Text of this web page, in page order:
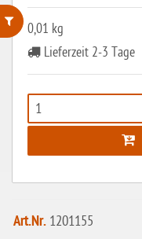
ohne Weizenstärke
ohne Hefe
Bio
0,01 kg
Lieferzeit 2-3 Tage
Art.Nr. 1201155